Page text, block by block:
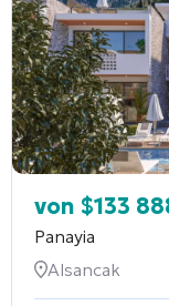
von $133
Panayia
Alsancak